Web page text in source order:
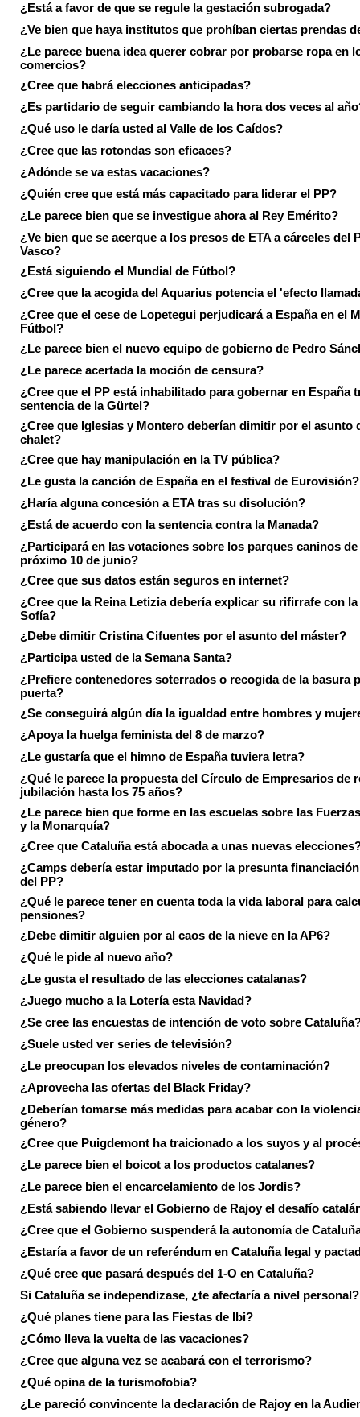
¿Está a favor de que se regule la gestación subrogada?
¿Ve bien que haya institutos que prohíban ciertas prendas
¿Le parece buena idea querer cobrar por probarse ropa en
comercios?
¿Cree que habrá elecciones anticipadas?
¿Es partidario de seguir cambiando la hora dos veces al
¿Qué uso le daría usted al Valle de los Caídos?
¿Cree que las rotondas son eficaces?
¿Adónde se va estas vacaciones?
¿Quién cree que está más capacitado para liderar el PP?
¿Le parece bien que se investigue ahora al Rey Emérito?
¿Ve bien que se acerque a los presos de ETA a cárceles del
Vasco?
¿Está siguiendo el Mundial de Fútbol?
¿Cree que la acogida del Aquarius potencia el 'efecto
¿Cree que el cese de Lopetegui perjudicará a España en el
Fútbol?
¿Le parece bien el nuevo equipo de gobierno de Pedro
¿Le parece acertada la moción de censura?
¿Cree que el PP está inhabilitado para gobernar en España
sentencia de la Gürtel?
¿Cree que Iglesias y Montero deberían dimitir por el asunto
chalet?
¿Cree que hay manipulación en la TV pública?
¿Le gusta la canción de España en el festival de Eurovisión?
¿Haría alguna concesión a ETA tras su disolución?
¿Está de acuerdo con la sentencia contra la Manada?
¿Participará en las votaciones sobre los parques caninos de
próximo 10 de junio?
¿Cree que sus datos están seguros en internet?
¿Cree que la Reina Letizia debería explicar su rifirrafe con la
Sofía?
¿Debe dimitir Cristina Cifuentes por el asunto del máster?
¿Participa usted de la Semana Santa?
¿Prefiere contenedores soterrados o recogida de la basura
puerta?
¿Se conseguirá algún día la igualdad entre hombres y
¿Apoya la huelga feminista del 8 de marzo?
¿Le gustaría que el himno de España tuviera letra?
¿Qué le parece la propuesta del Círculo de Empresarios de
jubilación hasta los 75 años?
¿Le parece bien que forme en las escuelas sobre las
y la Monarquía?
¿Cree que Cataluña está abocada a unas nuevas
¿Camps debería estar imputado por la presunta
del PP?
¿Qué le parece tener en cuenta toda la vida laboral para
pensiones?
¿Debe dimitir alguien por al caos de la nieve en la AP6?
¿Qué le pide al nuevo año?
¿Le gusta el resultado de las elecciones catalanas?
¿Juego mucho a la Lotería esta Navidad?
¿Se cree las encuestas de intención de voto sobre
¿Suele usted ver series de televisión?
¿Le preocupan los elevados niveles de contaminación?
¿Aprovecha las ofertas del Black Friday?
¿Deberían tomarse más medidas para acabar con la
género?
¿Cree que Puigdemont ha traicionado a los suyos y al
¿Le parece bien el boicot a los productos catalanes?
¿Le parece bien el encarcelamiento de los Jordis?
¿Está sabiendo llevar el Gobierno de Rajoy el desafío
¿Cree que el Gobierno suspenderá la autonomía de
¿Estaría a favor de un referéndum en Cataluña legal y
¿Qué cree que pasará después del 1-O en Cataluña?
Si Cataluña se independizase, ¿te afectaría a nivel personal?
¿Qué planes tiene para las Fiestas de Ibi?
¿Cómo lleva la vuelta de las vacaciones?
¿Cree que alguna vez se acabará con el terrorismo?
¿Qué opina de la turismofobia?
¿Le pareció convincente la declaración de Rajoy en la